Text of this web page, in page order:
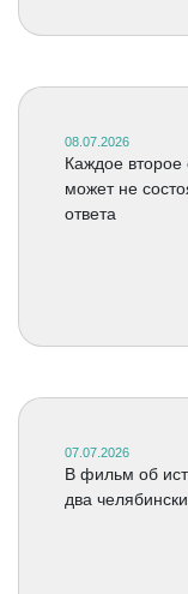
08.07.2026
Каждое второе
может не
ответа
07.07.2026
В фильм об
два